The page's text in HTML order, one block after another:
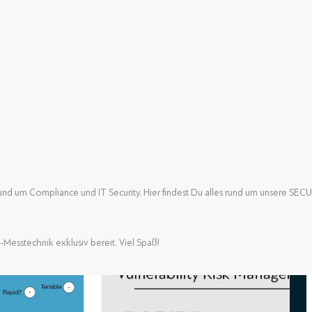
um Compliance und IT Security. Hier findest Du alles rund um unsere
exklusiv bereit. Viel Spaß!
um Compliance und IT Security. Hier findest Du alles rund um unsere
exklusiv bereit. Viel Spaß!